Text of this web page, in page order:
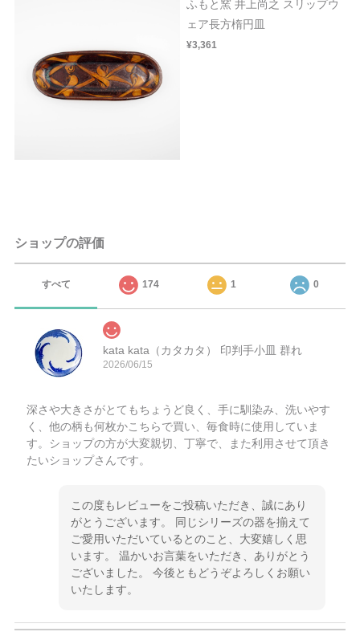
ふもと窯 井上尚之 スリップウ
ェア長方楕円皿
¥3,361
ショップの評価
すべて 174 1 0
kata kata（カタカタ） 印判手小皿 群れ
2026/06/15
深さや大きさがとてもちょうど良く、手に馴染み、洗いやす
く、他の柄も何枚かこちらで買い、毎食時に使用していま
す。ショップの方が大変親切、丁寧で、また利用させて頂き
たいショップさんです。
この度もレビューをご投稿いただき、誠にあり
がとうございます。 同じシリーズの器を揃えて
ご愛用いただいているとのこと、大変嬉しく思
います。 温かいお言葉をいただき、ありがとう
ございました。 今後ともどうぞよろしくお願い
いたします。